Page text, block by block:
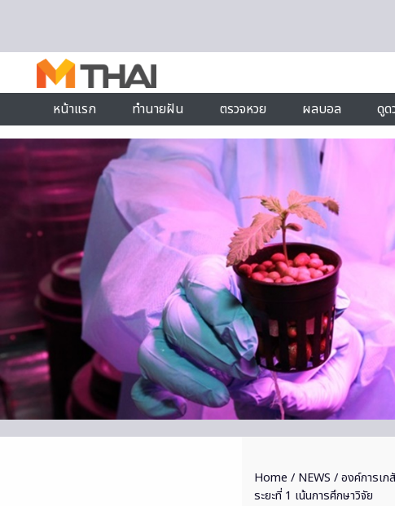
หน้าแรก
ทำนายฝัน ตรวจหวย ผลบอล ดูด
Home / NEWS / องค์การเ
ระยะที่ 1 เน้นการศึกษาวิจัย